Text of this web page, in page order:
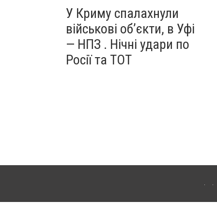
У Криму спалахнули
військові об’єкти, в Уфі
— НПЗ . Нічні удари по
Росії та ТОТ